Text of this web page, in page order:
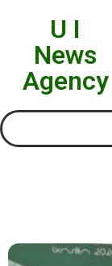
U I
News
Agency